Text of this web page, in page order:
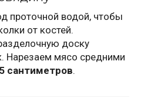
проточной водой, чтобы
от костей.
доску
Нарезаем мясо средними
сантиметров.